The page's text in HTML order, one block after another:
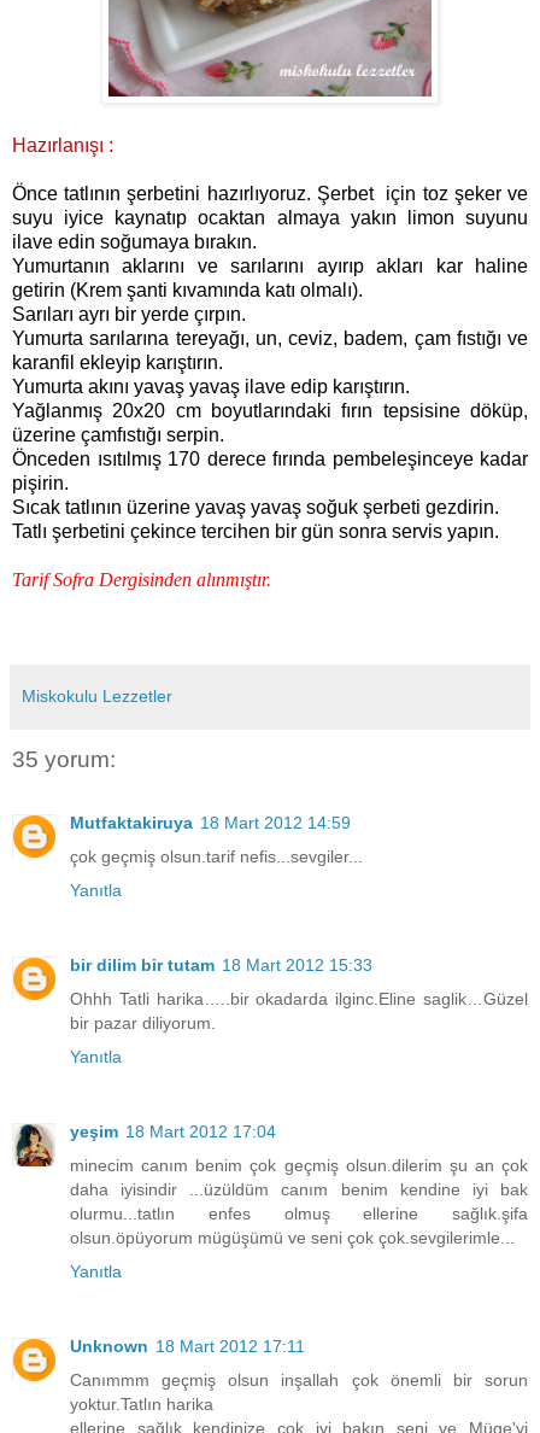
Hazırlanışı :
Önce tatlının şerbetini hazırlıyoruz. Şerbet için toz şeker ve
suyu iyice kaynatıp ocaktan almaya yakın limon suyunu
ilave edin soğumaya bırakın.
Yumurtanın aklarını ve sarılarını ayırıp akları kar haline
getirin (Krem şanti kıvamında katı olmalı).
Sarıları ayrı bir yerde çırpın.
Yumurta sarılarına tereyağı, un, ceviz, badem, çam fıstığı ve
karanfil ekleyip karıştırın.
Yumurta akını yavaş yavaş ilave edip karıştırın.
Yağlanmış 20x20 cm boyutlarındaki fırın tepsisine döküp,
üzerine çamfıstığı serpin.
Önceden ısıtılmış 170 derece fırında pembeleşinceye kadar
pişirin.
Sıcak tatlının üzerine yavaş yavaş soğuk şerbeti gezdirin.
Tatlı şerbetini çekince tercihen bir gün sonra servis yapın.
Tarif Sofra Dergisinden alınmıştır.
Miskokulu Lezzetler
35 yorum:
Mutfaktakiruya 18 Mart 2012 14:59
çok geçmiş olsun.tarif nefis...sevgiler...
Yanıtla
bir dilim bir tutam 18 Mart 2012 15:33
Ohhh Tatli harika…..bir okadarda ilginc.Eline saglik…Güzel
bir pazar diliyorum.
Yanıtla
yeşim 18 Mart 2012 17:04
minecim canım benim çok geçmiş olsun.dilerim şu an çok
daha iyisindir ...üzüldüm canım benim kendine iyi bak
olurmu...tatlın enfes olmuş ellerine sağlık.şifa
olsun.öpüyorum mügüşümü ve seni çok çok.sevgilerimle...
Yanıtla
Unknown 18 Mart 2012 17:11
Canımmm geçmiş olsun inşallah çok önemli bir sorun
yoktur.Tatlın harika
ellerine sağlık kendinize çok iyi bakın seni ve Müge'yi